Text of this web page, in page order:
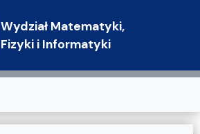
Wydział Matematyki,
Fizyki i Informatyki